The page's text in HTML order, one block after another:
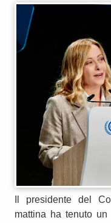
Il presidente del
mattina ha tenuto